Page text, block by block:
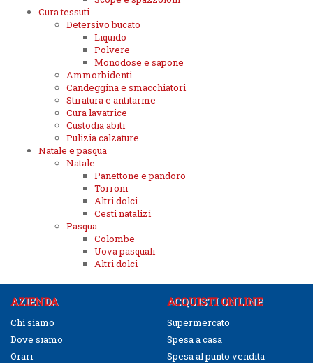
Cura tessuti
Detersivo bucato
Liquido
Polvere
Monodose e sapone
Ammorbidenti
Candeggina e smacchiatori
Stiratura e antitarme
Cura lavatrice
Custodia abiti
Pulizia calzature
Natale e pasqua
Natale
Panettone e pandoro
Torroni
Altri dolci
Cesti natalizi
Pasqua
Colombe
Uova pasquali
Altri dolci
AZIENDA
Chi siamo
Dove siamo
Orari
ACQUISTI ONLINE
Supermercato
Spesa a casa
Spesa al punto vendita